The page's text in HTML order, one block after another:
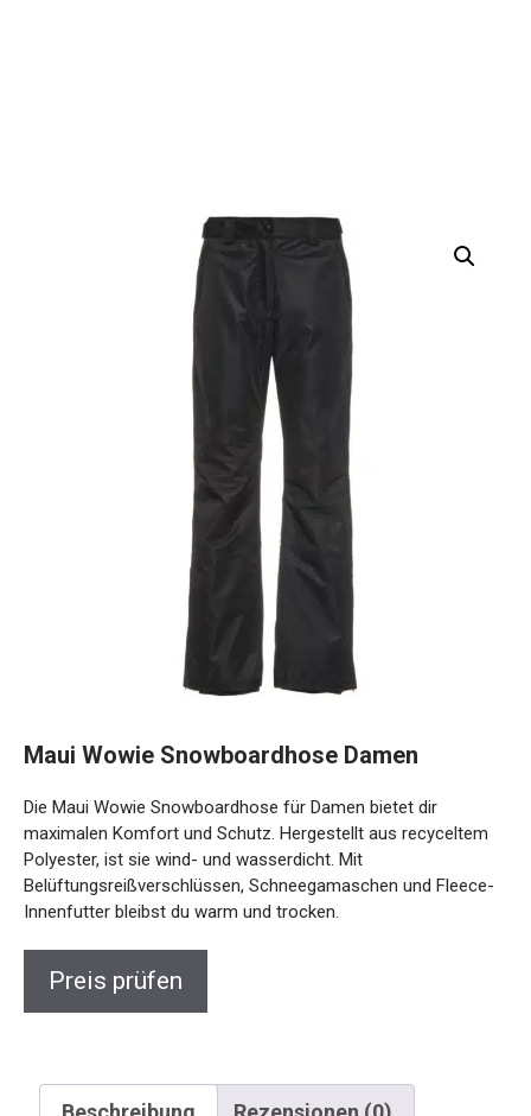
maximalen Komfort und Schutz. Hergestellt aus recyceltem
Polyester, ist sie wind- und wasserdicht. Mit
Belüftungsreißverschlüssen, Schneegamaschen und
Fleece-Innenfutter bleibst du warm und trocken.
Beschreibung Rezensionen (0)